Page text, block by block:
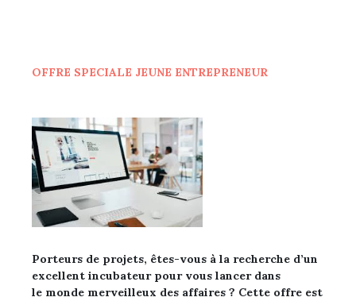
OFFRE SPECIALE JEUNE ENTREPRENEUR
Porteurs de projets, êtes-vous à la recherche d’un
excellent incubateur pour vous lancer dans
le monde merveilleux des affaires ? Cette offre est